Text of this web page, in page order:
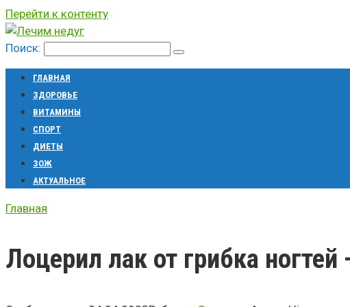
Перейти к контенту
Поиск:
ГЛАВНАЯ
ЗДОРОВЬЕ
ВИТАМИНЫ
СПОРТ
ДИЕТЫ
ЗОЖ
АКТУАЛЬНОЕ
Главная
Лоцерил лак от грибка